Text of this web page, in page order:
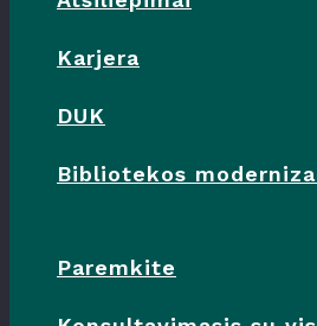
Karjera
DUK
Bibliotekos
Paremkite